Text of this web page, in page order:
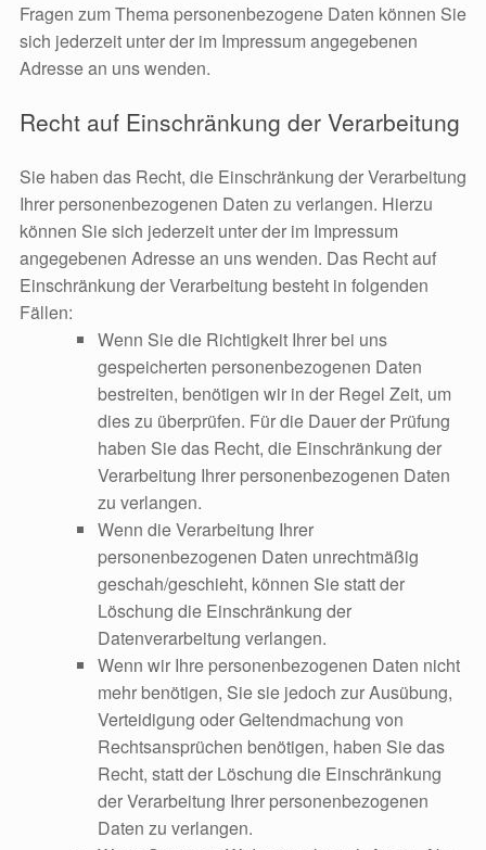
Fragen zum Thema personenbezogene Daten können Sie
sich jederzeit unter der im Impressum angegebenen
Adresse an uns wenden.
Recht auf Einschränkung der Verarbeitung
Sie haben das Recht, die Einschränkung der Verarbeitung
Ihrer personenbezogenen Daten zu verlangen. Hierzu
können Sie sich jederzeit unter der im Impressum
angegebenen Adresse an uns wenden. Das Recht auf
Einschränkung der Verarbeitung besteht in folgenden
Fällen:
Wenn Sie die Richtigkeit Ihrer bei uns
gespeicherten personenbezogenen Daten
bestreiten, benötigen wir in der Regel Zeit, um
dies zu überprüfen. Für die Dauer der Prüfung
haben Sie das Recht, die Einschränkung der
Verarbeitung Ihrer personenbezogenen Daten
zu verlangen.
Wenn die Verarbeitung Ihrer
personenbezogenen Daten unrechtmäßig
geschah/geschieht, können Sie statt der
Löschung die Einschränkung der
Datenverarbeitung verlangen.
Wenn wir Ihre personenbezogenen Daten nicht
mehr benötigen, Sie sie jedoch zur Ausübung,
Verteidigung oder Geltendmachung von
Rechtsansprüchen benötigen, haben Sie das
Recht, statt der Löschung die Einschränkung
der Verarbeitung Ihrer personenbezogenen
Daten zu verlangen.